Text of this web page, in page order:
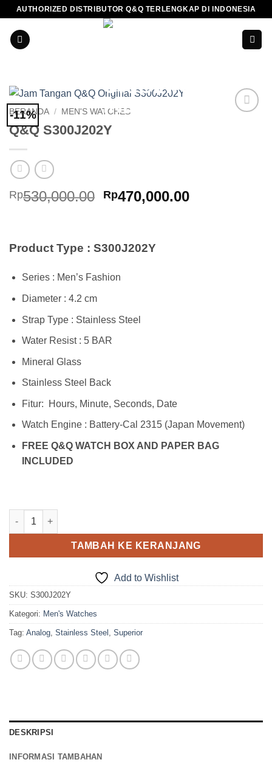
Skip
content
AUTHORIZED DISTRIBUTOR Q&Q TERLENGKAP DI INDONESIA
-11%
BERANDA / MEN'S WATCHES
Q&Q S300J202Y
Rp530,000.00 Harga
Rp470,000.00Harga
Product Type : S300J202Y
Series : Men’s Fashion
Diameter : 4.2 cm
Strap Type : Stainless Steel
Water Resist : 5 BAR
Mineral Glass
Stainless Steel Back
Fitur: Hours, Minute, Seconds, Date
Watch Engine : Battery-Cal 2315 (Japan Movement)
FREE Q&Q WATCH BOX AND PAPER BAG
INCLUDED
Kuantitas Q&Q S300J202Y
TAMBAH KE KERANJANG
Add to Wishlist
SKU: S300J202Y
Kategori: Men's Watches
Tag: Analog Stainless Steel Superior
DESKRIPSI
INFORMASI TAMBAHAN